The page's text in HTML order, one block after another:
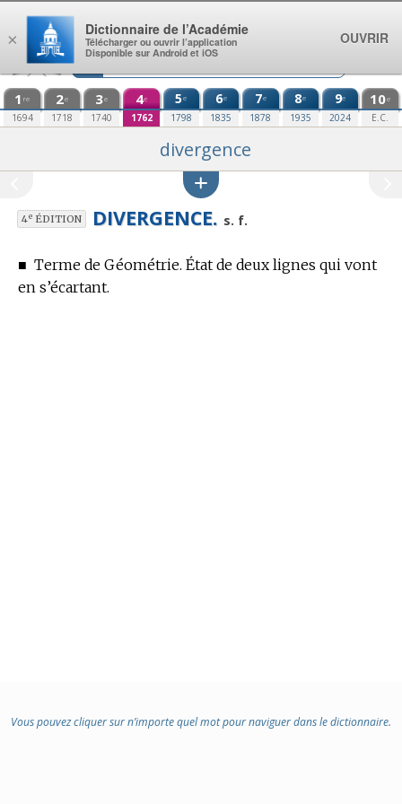
Aller au contenu
1 re
1694
2e
1718
3e
1740
4e
1762
5e
1798
6e
1835
7e
1878
8e
1935
9e
2024
10e
E.C.
divergence
4eÉDITION DIVERGENCE. s. f.
■ Terme de Géométrie. État de deux lignes qui vont
en s’écartant.
Vous pouvez cliquer sur n’importe quel mot pour naviguer dans le dictionnaire.
×
Dictionnaire de l’Académie
Télécharger ou ouvrir l’application
Disponible sur Android et iOS
OUVRIR